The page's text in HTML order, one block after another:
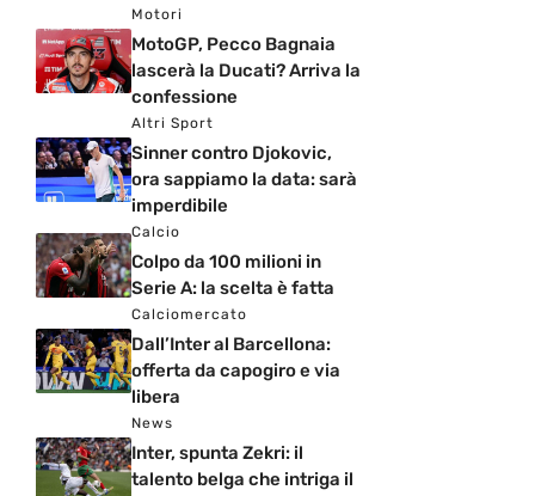
Motori
MotoGP, Pecco Bagnaia
lascerà la Ducati? Arriva la
confessione
Altri Sport
Sinner contro Djokovic,
ora sappiamo la data: sarà
imperdibile
Calcio
Colpo da 100 milioni in
Serie A: la scelta è fatta
Calciomercato
Dall’Inter al Barcellona:
offerta da capogiro e via
libera
News
Inter, spunta Zekri: il
talento belga che intriga il